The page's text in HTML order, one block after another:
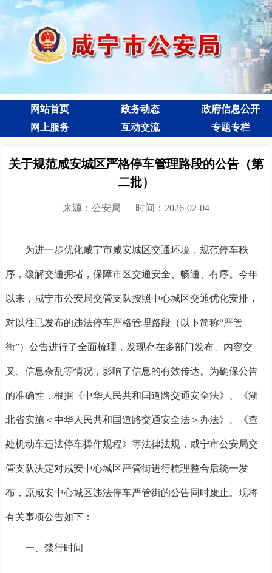
网站首页 政务动态
政府信息公开
网上服务
互动交流 专题专栏
关于规范咸安城区严格停车管理路段的公告（第
二批）
来源：公安局 时间：2026-02-04
为进一步优化咸宁市咸安城区交通环境，规范停车秩
序，缓解交通拥堵，保障市区交通安全、畅通、有序。今年
以来，咸宁市公安局交管支队按照中心城区交通优化安排，
对以往已发布的违法停车严格管理路段（以下简称“严管
街”）公告进行了全面梳理，发现存在多部门发布、内容交
叉、信息杂乱等情况，影响了信息的有效传达。为确保公告
的准确性，根据《中华人民共和国道路交通安全法》、《湖
北省实施＜中华人民共和国道路交通安全法＞办法》、《查
处机动车违法停车操作规程》等法律法规，咸宁市公安局交
管支队决定对咸安中心城区严管街进行梳理整合后统一发
布，原咸安中心城区违法停车严管街的公告同时废止。现将
有关事项公告如下：
一、禁行时间